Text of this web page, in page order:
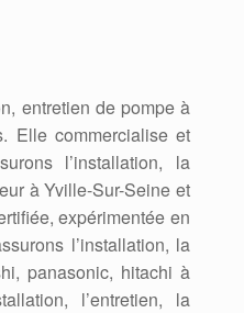
entretien de pompe à
Elle commercialise et
l’installation, la
à Yville-Sur-Seine et
expérimentée en
l’installation, la
panasonic, hitachi à
l’entretien, la